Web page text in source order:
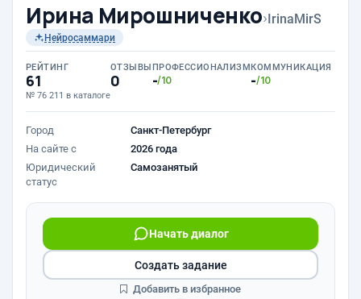
Ирина Мирошниченко›IrinaMirS
Нейросаммари
РЕЙТИНГ
61
№ 76 211 в каталоге
ОТЗЫВЫ
0
ПРОФЕССИОНАЛИЗМ
-/10
КОММУНИКАЦИЯ
-/10
Город
Санкт-Петербург
На сайте с
2026 года
Юридический
статус
Самозанятый
Начать диалог
Создать задание
Добавить в избранное